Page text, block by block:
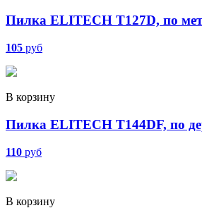
Пилка ELITECH T127D, по
105 руб
В корзину
Пилка ELITECH T144DF, по
110 руб
В корзину